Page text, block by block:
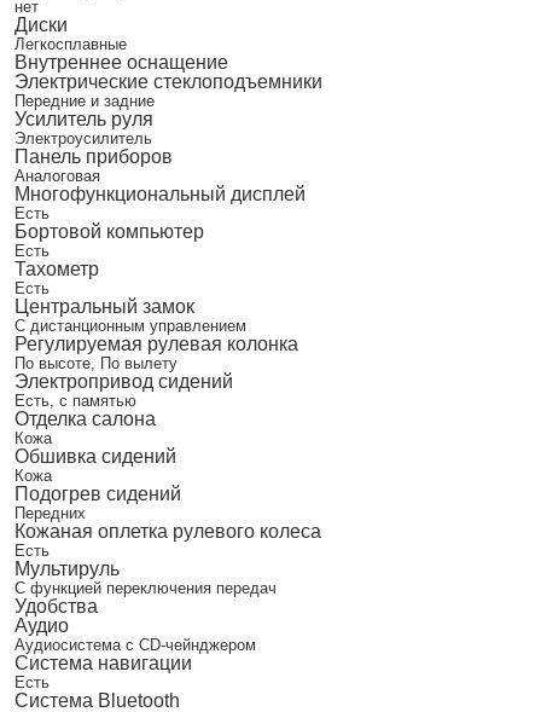
нет
Диски
Легкосплавные
Внутреннее оснащение
Электрические стеклоподъемники
Передние и задние
Усилитель руля
Электроусилитель
Панель приборов
Аналоговая
Многофункциональный дисплей
Есть
Бортовой компьютер
Есть
Тахометр
Есть
Центральный замок
С дистанционным управлением
Регулируемая рулевая колонка
По высоте, По вылету
Электропривод сидений
Есть, с памятью
Отделка салона
Кожа
Обшивка сидений
Кожа
Подогрев сидений
Передних
Кожаная оплетка рулевого колеса
Есть
Мультируль
С функцией переключения передач
Удобства
Аудио
Аудиосистема с CD-чейнджером
Система навигации
Есть
Система Bluetooth